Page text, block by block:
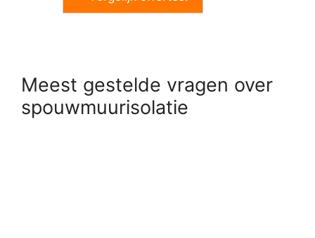
Meest gestelde vragen over
spouwmuurisolatie